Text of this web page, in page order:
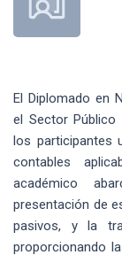
El Diplomado en
el Sector Público
los participantes
contables
académico
presentación de
pasivos, y la
proporcionando